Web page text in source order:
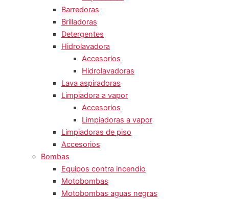
Barredoras
Brilladoras
Detergentes
Hidrolavadora
Accesorios
Hidrolavadoras
Lava aspiradoras
Limpiadora a vapor
Accesorios
Limpiadoras a vapor
Limpiadoras de piso
Accesorios
Bombas
Equipos contra incendio
Motobombas
Motobombas aguas negras